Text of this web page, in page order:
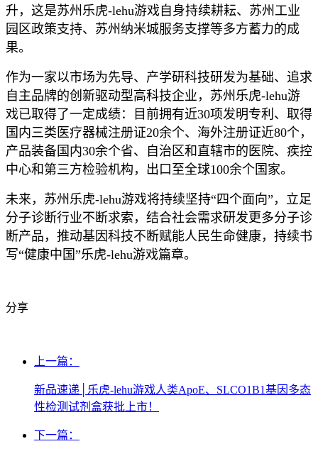
升，这是苏州乐虎-lehu游戏自身持续耕耘、苏州工业
园区政策支持、苏州纳米城服务支撑等多方蓄力的成
果。
作为一家以市场为先导、产学研科技研发为基础、追求
自主品牌的创新驱动型高科技企业，苏州乐虎-lehu游
戏已取得了一定成绩：目前拥有近30项发明专利、取得
国内三类医疗器械注册证20余个、海外注册证近80个，
产品装备国内30余个省、自治区和直辖市的医院、疾控
中心和第三方检验机构，出口至全球100余个国家。
未来，苏州乐虎-lehu游戏将持续坚持“四个面向”，立足
分子诊断行业不断求索，结合社会需求研发更多分子诊
断产品，推动基因科技不断赋能人民生命健康，持续书
写“健康中国”乐虎-lehu游戏篇章。
分享
上一篇：
新品速递│乐虎-lehu游戏人类ApoE、SLCO1B1基因多态
性检测试剂盒获批上市！
下一篇：